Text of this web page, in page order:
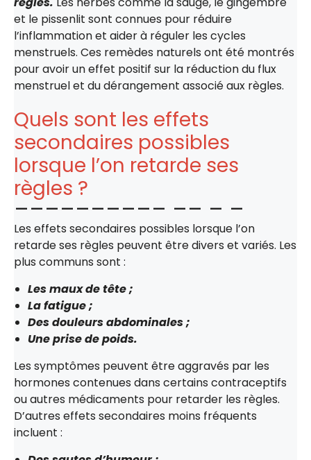
et le pissenlit sont connues pour réduire
l’inflammation et aider à réguler les cycles
menstruels. Ces remèdes naturels ont été montrés
pour avoir un effet positif sur la réduction du flux
menstruel et du dérangement associé aux règles.
Quels sont les effets
secondaires possibles
lorsque l’on retarde ses
règles ?
Les effets secondaires possibles lorsque l’on
retarde ses règles peuvent être divers et variés. Les
plus communs sont :
Les maux de tête ;
La fatigue ;
Des douleurs abdominales ;
Une prise de poids.
Les symptômes peuvent être aggravés par les
hormones contenues dans certains contraceptifs
ou autres médicaments pour retarder les règles.
D’autres effets secondaires moins fréquents
incluent :